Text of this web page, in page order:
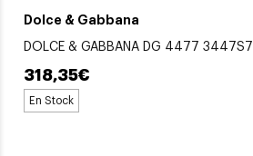
Dolce & Gabbana
DOLCE & GABBANA DG 4477 3447S7
318,35€
En Stock